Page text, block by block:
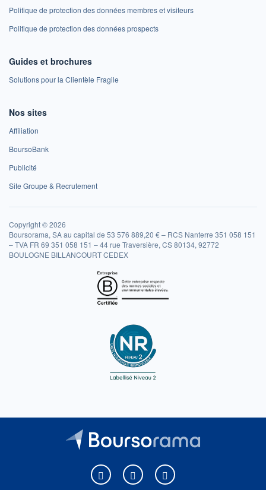
Politique de protection des données membres et visiteurs
Politique de protection des données prospects
Guides et brochures
Solutions pour la Clientèle Fragile
Nos sites
Affiliation
BoursoBank
Publicité
Site Groupe & Recrutement
Copyright © 2026
Boursorama, SA au capital de 53 576 889,20 € – RCS Nanterre 351 058 151
– TVA FR 69 351 058 151 – 44 rue Traversière, CS 80134, 92772
BOULOGNE BILLANCOURT CEDEX
Boursorama sur Facebook
Boursorama sur XBoursorama sur